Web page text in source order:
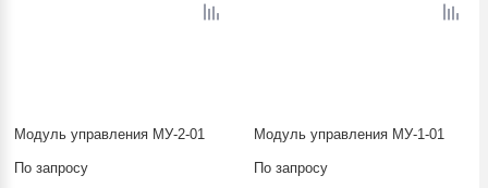
Модуль управления МУ-2-01
По запросу
Модуль управления МУ-1-01
По запросу